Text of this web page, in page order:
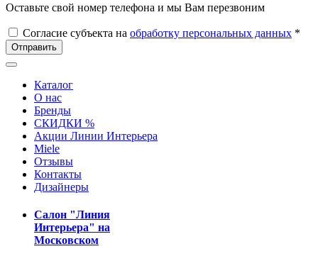
Оставьте свой номер телефона и мы Вам перезвоним
Согласие субъекта на обработку персональных данных *
Отправить
Каталог
О нас
Бренды
СКИДКИ %
Акции Линии Интерьера
Miele
Отзывы
Контакты
Дизайнеры
Салон "Линия
Интерьера" на
Московском